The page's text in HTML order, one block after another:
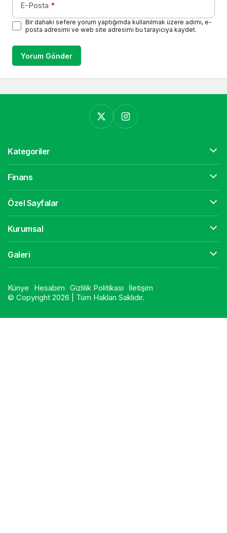
E-Posta *
Bir dahaki sefere yorum yaptığımda kullanılmak üzere adımı, e-
posta adresimi ve web site adresimi bu tarayıcıya kaydet.
Yorum Gönder
Kategoriler
Finans
Özel Sayfalar
Kurumsal
Galeri
Künye Hesabım Gizlilik Politikası
İletişim
© Copyright 2026 | Tüm Hakları Saklıdır.